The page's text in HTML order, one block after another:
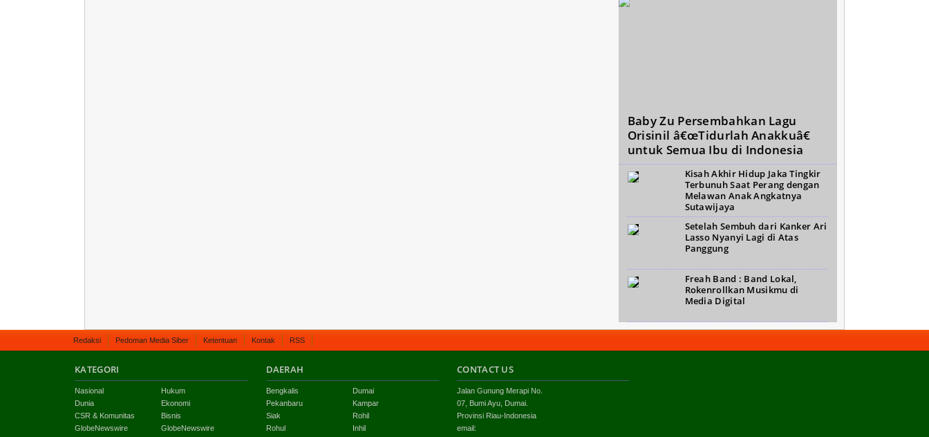
Baby Zu Persembahkan Lagu
Orisinil â€œTidurlah Anakkuâ€
untuk Semua Ibu di Indonesia
Kisah Akhir Hidup Jaka Tingkir
Terbunuh Saat Perang dengan
Melawan Anak Angkatnya
Sutawijaya
Setelah Sembuh dari Kanker Ari
Lasso Nyanyi Lagi di Atas
Panggung
Freah Band : Band Lokal,
Rokenrollkan Musikmu di
Media Digital
Redaksi Pedoman Media Siber Ketentuan Kontak RSS
KATEGORI
Nasional
Hukum
Dunia
Ekonomi
CSR & Komunitas
Bisnis
GlobeNewswire
GlobeNewswire
DAERAH
Bengkalis
Dumai
Pekanbaru
Kampar
Siak
Rohil
Rohul
Inhil
CONTACT US
Jalan Gunung Merapi No.
07, Bumi Ayu, Dumai.
Provinsi Riau-Indonesia
email: